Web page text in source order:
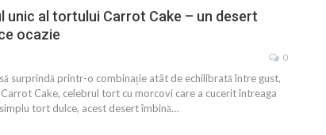
unic al tortului Carrot Cake – un desert
ocazie
0
surprindă printr-o combinație atât de echilibrată între gust,
Cake, celebrul tort cu morcovi care a cucerit întreaga
tort dulce, acest desert îmbină…